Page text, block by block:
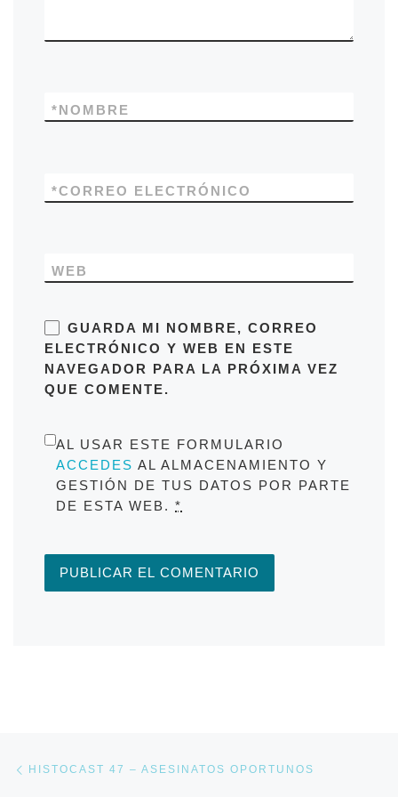
NOMBRE
*
CORREO ELECTRÓNICO
*
WEB
GUARDA MI NOMBRE, CORREO
ELECTRÓNICO Y WEB EN ESTE
NAVEGADOR PARA LA PRÓXIMA VEZ
QUE COMENTE.
AL USAR ESTE FORMULARIO
ACCEDES AL ALMACENAMIENTO Y
GESTIÓN DE TUS DATOS POR PARTE
DE ESTA WEB. *
Navegación de entradas
HISTOCAST 47 – ASESINATOS OPORTUNOS